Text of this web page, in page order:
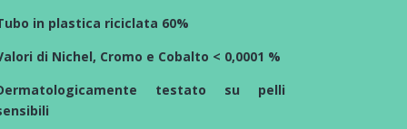
in plastica riciclata 60%
di Nichel, Cromo e Cobalto < 0,0001 %
testato su pelli